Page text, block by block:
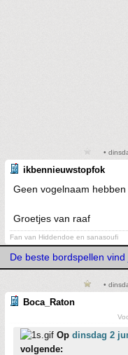
•
ikbennieuwstopfok
Geen vogelnaam hebben
Groetjes van raaf
Fan van Hiddendoe en sanasoufi
De beste bordspellen
•
Boca_Raton
Op dinsdag 2
volgende: